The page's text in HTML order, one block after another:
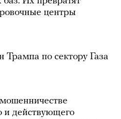
центры
Трампа по сектору Газа
и действующего